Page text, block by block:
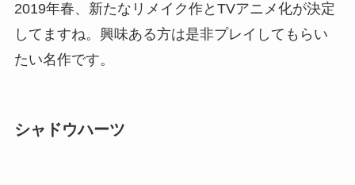
2019年春、新たなリメイク作とTVアニメ化が決定
してますね。興味ある方は是非プレイしてもらい
たい名作です。
シャドウハーツ